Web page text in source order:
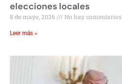
elecciones locales
8 de mayo, 2026 No hay comentarios
Leer más »